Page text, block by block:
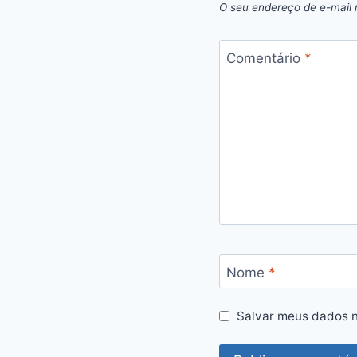
O seu endereço de e-mail
Comentário *
Nome *
Salvar meus dados